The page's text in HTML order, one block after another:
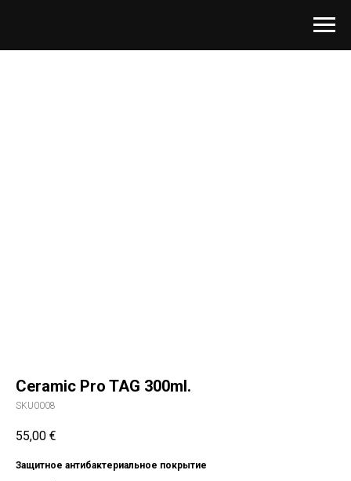
Ceramic Pro TAG 300ml.
SKU0008
55,00 €
Защитное антибактериальное покрытие